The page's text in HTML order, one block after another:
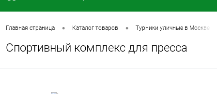
Главная страница • Каталог товаров • Турники уличные в Москве
Спортивный комплекс для пресса